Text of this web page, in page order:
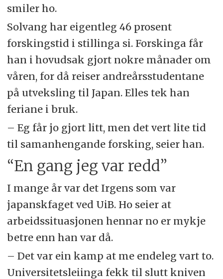
smiler ho.
Solvang har eigentleg 46 prosent
forskingstid i stillinga si. Forskinga får
han i hovudsak gjort nokre månader om
våren, for då reiser andreårsstudentane
på utveksling til Japan. Elles tek han
feriane i bruk.
– Eg får jo gjort litt, men det vert lite tid
til samanhengande forsking, seier han.
“En gang jeg var redd”
I mange år var det Irgens som var
japanskfaget ved UiB. Ho seier at
arbeidssituasjonen hennar no er mykje
betre enn han var då.
– Det var ein kamp at me endeleg vart to.
Universitetsleiinga fekk til slutt kniven